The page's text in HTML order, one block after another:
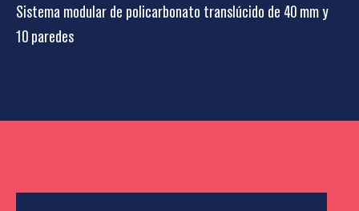
Sistema modular de policarbonato translúcido de 40 mm y
10 paredes